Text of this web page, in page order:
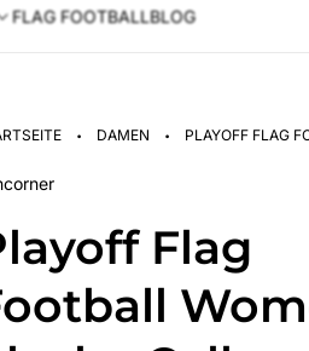
FLAG FOOTBALLBLOG
· DAMEN · PLAYOFF FLAG
Flag